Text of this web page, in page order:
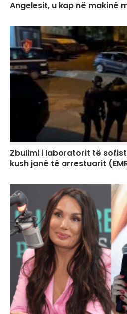
Angelesit, u kap në makinë
Zbulimi i laboratorit të
kush janë të arrestuarit